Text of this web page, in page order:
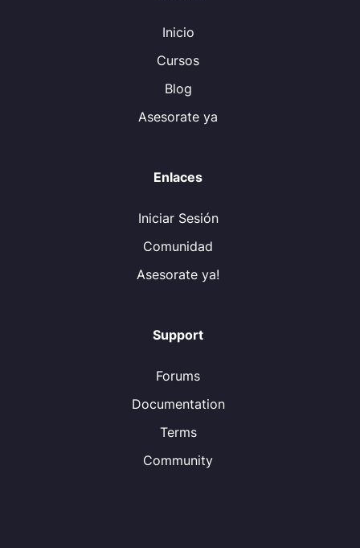
Inicio
Cursos
Blog
Asesorate ya
Enlaces
Iniciar Sesión
Comunidad
Asesorate ya!
Support
Forums
Documentation
Terms
Community